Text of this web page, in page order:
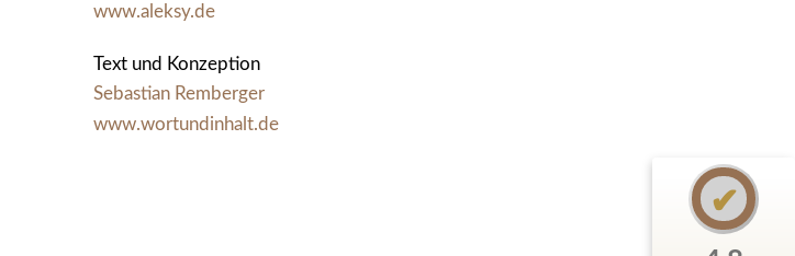
www.aleksy.de
Text und Konzeption
Sebastian Remberger
www.wortundinhalt.de
✔︎